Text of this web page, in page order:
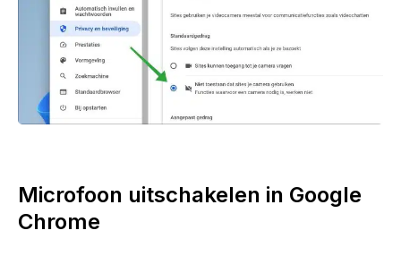
Microfoon uitschakelen in Google
Chrome